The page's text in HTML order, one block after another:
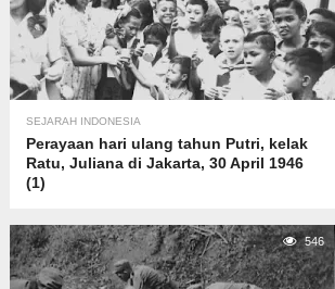
SEJARAH INDONESIA
Perayaan hari ulang tahun Putri, kelak
Ratu, Juliana di Jakarta, 30 April 1946
(1)
546